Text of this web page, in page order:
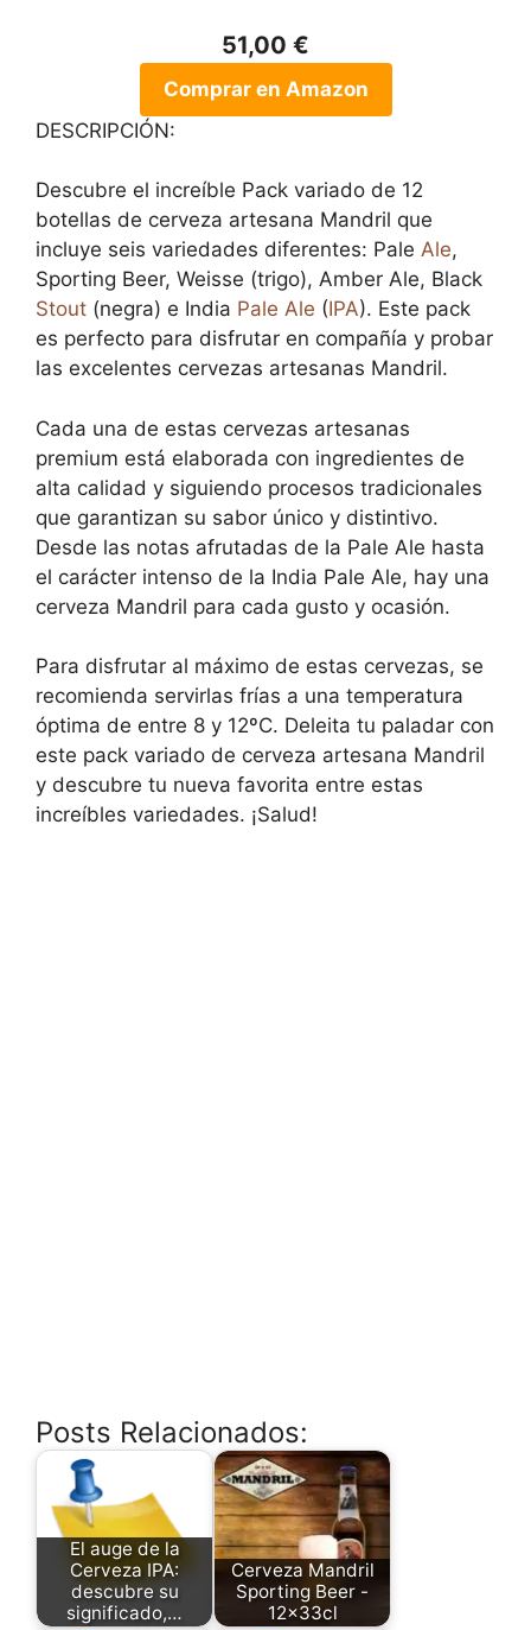
51,00 €
Comprar en Amazon
DESCRIPCIÓN:
Descubre el increíble Pack variado de 12
botellas de cerveza artesana Mandril que
incluye seis variedades diferentes: Pale Ale,
Sporting Beer, Weisse (trigo), Amber Ale, Black
Stout (negra) e India Pale Ale (IPA). Este pack
es perfecto para disfrutar en compañía y probar
las excelentes cervezas artesanas Mandril.
Cada una de estas cervezas artesanas
premium está elaborada con ingredientes de
alta calidad y siguiendo procesos tradicionales
que garantizan su sabor único y distintivo.
Desde las notas afrutadas de la Pale Ale hasta
el carácter intenso de la India Pale Ale, hay una
cerveza Mandril para cada gusto y ocasión.
Para disfrutar al máximo de estas cervezas, se
recomienda servirlas frías a una temperatura
óptima de entre 8 y 12ºC. Deleita tu paladar con
este pack variado de cerveza artesana Mandril
y descubre tu nueva favorita entre estas
increíbles variedades. ¡Salud!
Posts Relacionados:
El auge de la
Cerveza IPA:
descubre su
significado,…
Cerveza Mandril
Sporting Beer -
12x33cl